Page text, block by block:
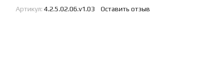
Артикул: 4.2.5.02.06.v1.03 Оставить отзыв